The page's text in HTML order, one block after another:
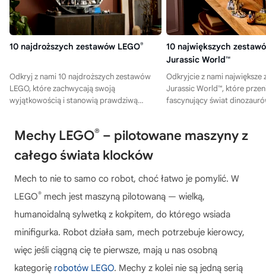
10 najdroższych zestawów LEGO®
Odkryj z nami 10 najdroższych zestawów
LEGO, które zachwycają swoją
wyjątkowością i stanowią prawdziwą
10 największych
Jurassic World™
Odkryjcie z nami największe
Jurassic World™, które
fascynujący świat
Mechy LEGO® – pilotowane maszyny z
całego świata klocków
Mech to nie to samo co robot, choć łatwo je pomylić. W
LEGO® mech jest maszyną pilotowaną — wielką,
humanoidalną sylwetką z kokpitem, do którego wsiada
minifigurka. Robot działa sam, mech potrzebuje kierowcy,
więc jeśli ciągną cię te pierwsze, mają u nas osobną
kategorię robotów LEGO. Mechy z kolei nie są jedną serią